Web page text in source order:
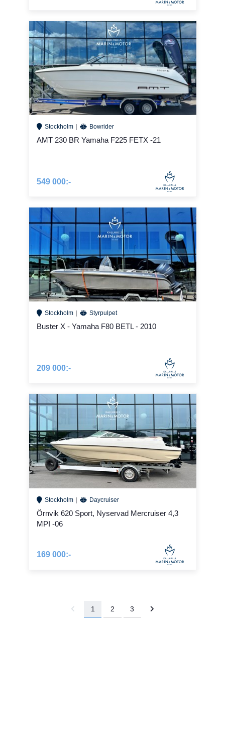
Stockholm Bowrider
AMT 230 BR Yamaha F225 FETX -21
549 000:-
Stockholm Styrpulpet
Buster X - Yamaha F80 BETL - 2010
209 000:-
Stockholm Daycruiser
Örnvik 620 Sport, Nyservad Mercruiser 4,3
MPI -06
169 000:-
1 2 3